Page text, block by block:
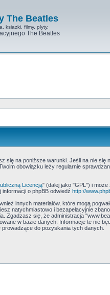
The Beatles
ksiazki, filmy, plyty.
The Beatles
się na poniższe warunki. Jeśli na nie się
obowiązku leży regularnie
Licencją" (dalej jako "GPL") i może
o phpBB odwiedź http://
innych materiałów, które mogą
natychmiastowo i bezapelacyjnie
Zgadzasz się, że administracja
w bazie danych. Informacje te nie
prowadzące do pozyskania tych danych.